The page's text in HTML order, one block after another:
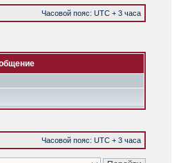
Часовой пояс: UTC + 3 часа
Часовой пояс: UTC + 3 часа